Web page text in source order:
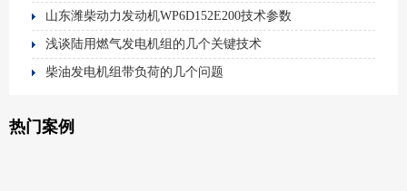
山东潍柴动力发动机WP6D152E200技术参数
浅谈陆用燃气发电机组的几个关键技术
柴油发电机组带负荷的几个问题
热门案例